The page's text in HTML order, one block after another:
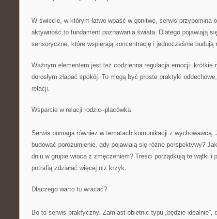
W świecie, w którym łatwo wpaść w gonitwę, serwis przypomina
aktywność to fundament poznawania świata. Dlatego pojawiają
sensoryczne, które wspierają koncentrację i jednocześnie budują
Ważnym elementem jest też codzienna regulacja emocji: krótkie
dorosłym złapać spokój. To mogą być proste praktyki
relacji.
Wsparcie w relacji rodzic–placówka
Serwis pomaga również w tematach komunikacji z
budować porozumienie, gdy pojawiają się różne perspektywy?
dniu w grupie wraca z zmęczeniem? Treści porządkują te wątki i
potrafią zdziałać więcej niż krzyk.
Dlaczego warto tu wracać?
Bo to serwis praktyczny. Zamiast obietnic typu „będzie